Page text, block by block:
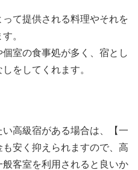
て提供される料理やそれを
。
室の食事処が多く、宿とし
をしてくれます。
高級宿がある場合は、【一
安く抑えられますので、高
客室を利用されると良いか